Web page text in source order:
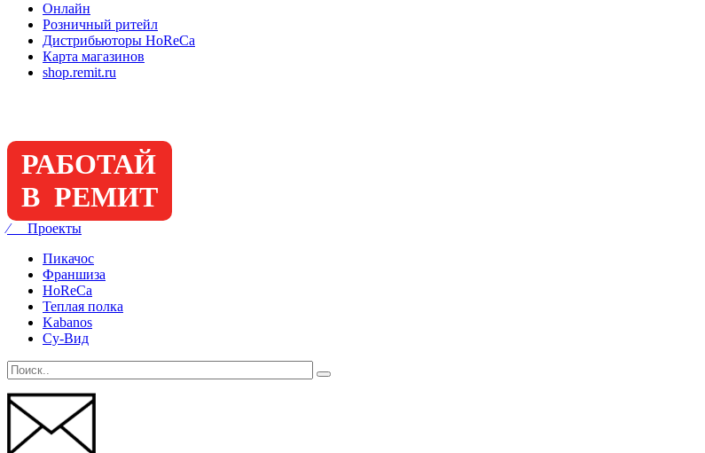
Онлайн
Розничный ритейл
Дистрибьюторы HoReCa
Карта магазинов
shop.remit.ru
РАБОТАЙ
В РЕМИТ
⁄ Проекты
Пикачос
Франшиза
HoReCa
Теплая полка
Kabanos
Су-Вид